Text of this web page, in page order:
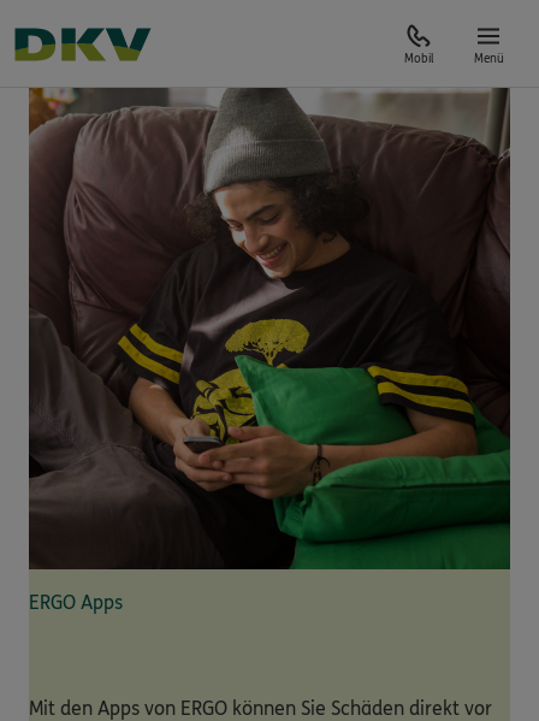
Mobil Menü
ERGO Apps
Mit den Apps von ERGO können Sie Schäden direkt vor